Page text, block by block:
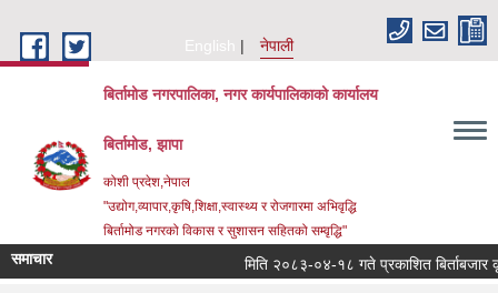
English
नेपाली
बिर्तामोड नगरपालिका, नगर कार्यपालिकाको कार्यालय
बिर्तामोड, झापा
कोशी प्रदेश,नेपाल
"उद्योग,व्यापार,कृषि,शिक्षा,स्वास्थ्य र रोजगारमा अभिवृद्धि
बिर्तामोड नगरको विकास र सुशासन सहितको सम्वृद्धि"
समाचार मिति २०८३-०४-१८ गते प्रकाशित बिर्ताबजार